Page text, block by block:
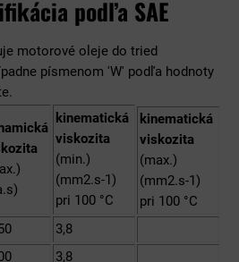
podľa SAE
motorové oleje do tried
písmenom 'W' podľa hodnoty
kinematická
viskozita
(min.)
(mm2.s-1)
pri 100 °C
kinematická
viskozita
(max.)
(mm2.s-1)
pri 100 °C
3,8
3,8